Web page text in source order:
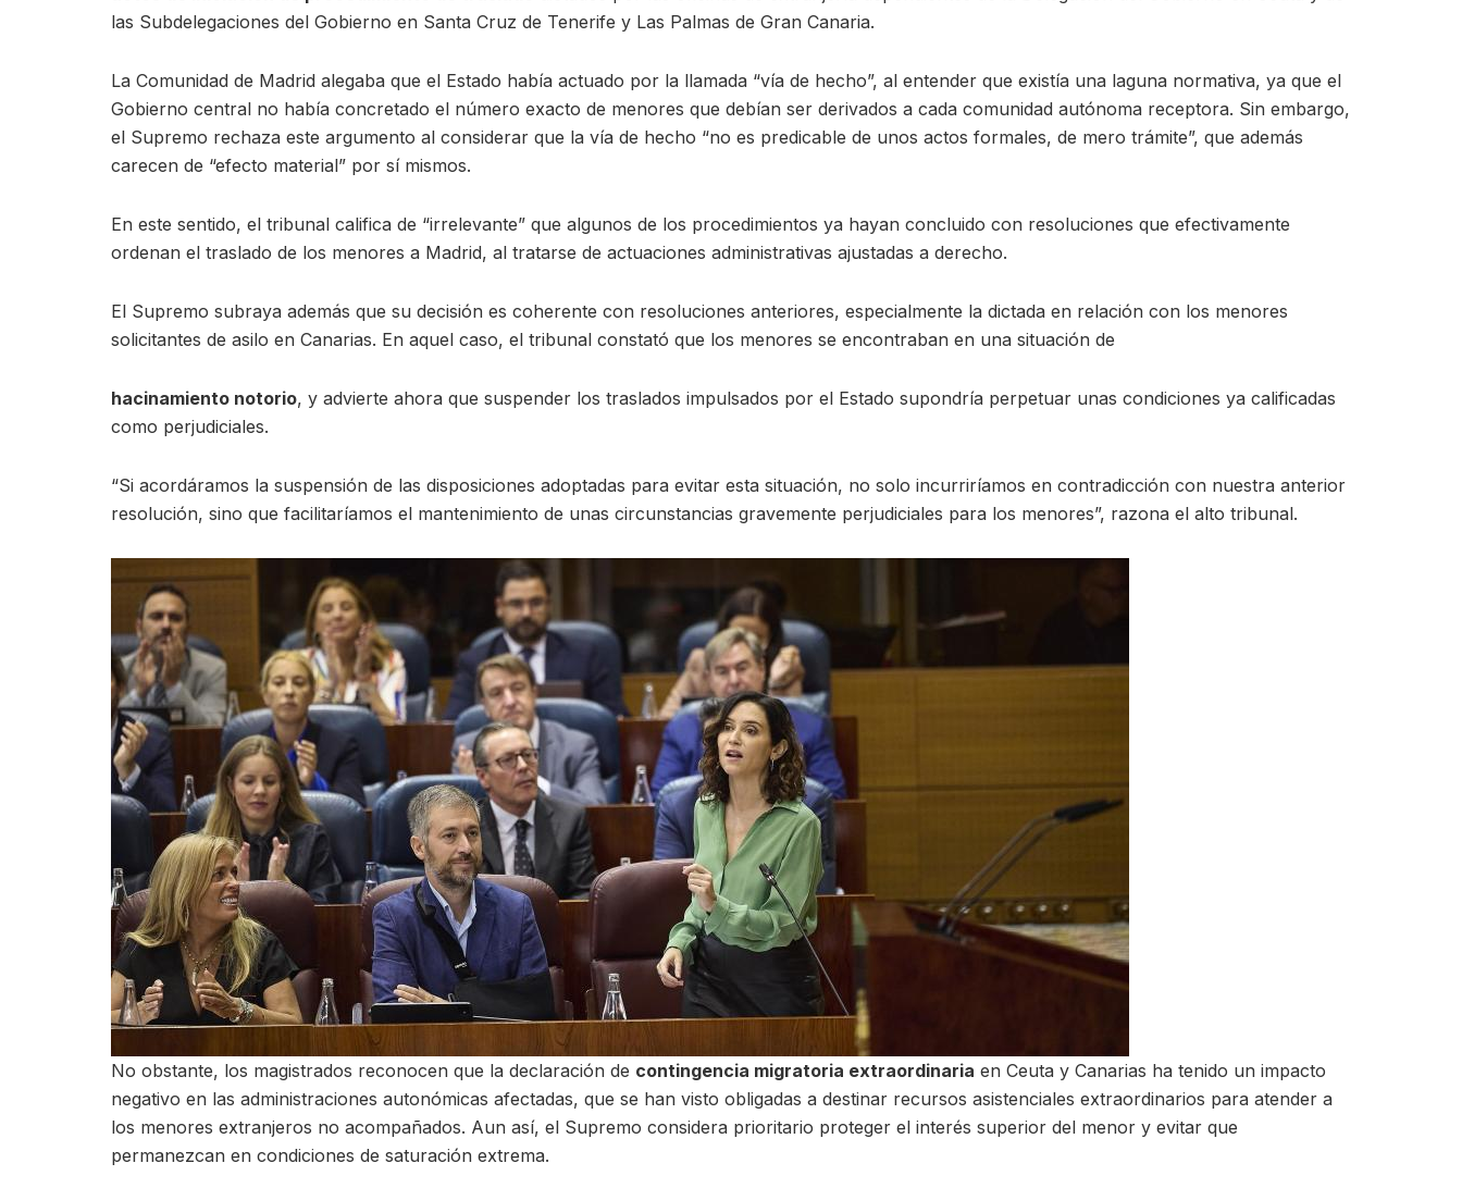
las Subdelegaciones del Gobierno en Santa Cruz de Tenerife y Las Palmas de Gran Canaria.
La Comunidad de Madrid alegaba que el Estado había actuado por la llamada “vía de hecho”, al entender que existía una laguna normativa, ya que el
Gobierno central no había concretado el número exacto de menores que debían ser derivados a cada comunidad autónoma receptora. Sin embargo,
el Supremo rechaza este argumento al considerar que la vía de hecho “no es predicable de unos actos formales, de mero trámite”, que además
carecen de “efecto material” por sí mismos.
En este sentido, el tribunal califica de “irrelevante” que algunos de los procedimientos ya hayan concluido con resoluciones que efectivamente
ordenan el traslado de los menores a Madrid, al tratarse de actuaciones administrativas ajustadas a derecho.
El Supremo subraya además que su decisión es coherente con resoluciones anteriores, especialmente la dictada en relación con los menores
solicitantes de asilo en Canarias. En aquel caso, el tribunal constató que los menores se encontraban en una situación de
hacinamiento notorio, y advierte ahora que suspender los traslados impulsados por el Estado supondría perpetuar unas condiciones ya calificadas
como perjudiciales.
“Si acordáramos la suspensión de las disposiciones adoptadas para evitar esta situación, no solo incurriríamos en contradicción con nuestra anterior
resolución, sino que facilitaríamos el mantenimiento de unas circunstancias gravemente perjudiciales para los menores”, razona el alto tribunal.
No obstante, los magistrados reconocen que la declaración de contingencia migratoria extraordinaria en Ceuta y Canarias ha tenido un impacto
negativo en las administraciones autonómicas afectadas, que se han visto obligadas a destinar recursos asistenciales extraordinarios para atender a
los menores extranjeros no acompañados. Aun así, el Supremo considera prioritario proteger el interés superior del menor y evitar que
permanezcan en condiciones de saturación extrema.